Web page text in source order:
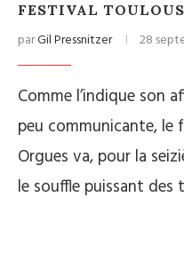
FESTIVAL
parGil Pressnitzer 28
Comme l’indique son
peu communicante, le
Orgues va, pour la
le souffle puissant